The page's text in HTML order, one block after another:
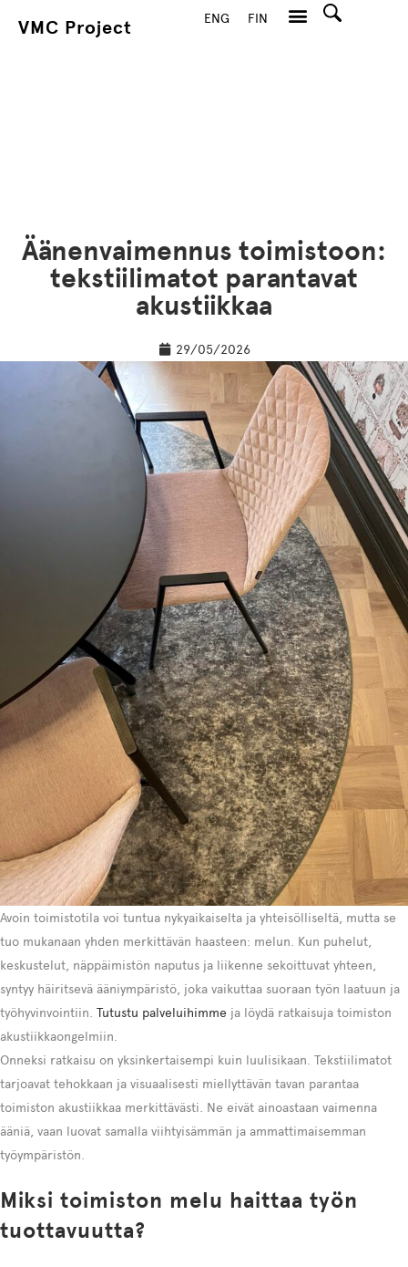
VMC Project ENG FIN
Äänenvaimennus toimistoon:
tekstiilimatot parantavat
akustiikkaa
29/05/2026
Avoin toimistotila voi tuntua nykyaikaiselta ja yhteisölliseltä, mutta se
tuo mukanaan yhden merkittävän haasteen: melun. Kun puhelut,
keskustelut, näppäimistön naputus ja liikenne sekoittuvat yhteen,
syntyy häiritsevä ääniympäristö, joka vaikuttaa suoraan työn laatuun ja
työhyvinvointiin. Tutustu palveluihimme ja löydä ratkaisuja toimiston
akustiikkaongelmiin.
Onneksi ratkaisu on yksinkertaisempi kuin luulisikaan. Tekstiilimatot
tarjoavat tehokkaan ja visuaalisesti miellyttävän tavan parantaa
toimiston akustiikkaa merkittävästi. Ne eivät ainoastaan vaimenna
ääniä, vaan luovat samalla viihtyisämmän ja ammattimaisemman
työympäristön.
Miksi toimiston melu haittaa työn
tuottavuutta?